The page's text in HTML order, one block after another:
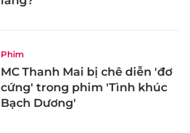
Phim
MC Thanh Mai bị chê diễn 'đơ
cứng' trong phim 'Tình khúc
Bạch Dương'